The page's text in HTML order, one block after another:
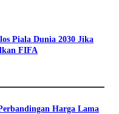
Piala Dunia 2030 Jika
FIFA
Harga Lama